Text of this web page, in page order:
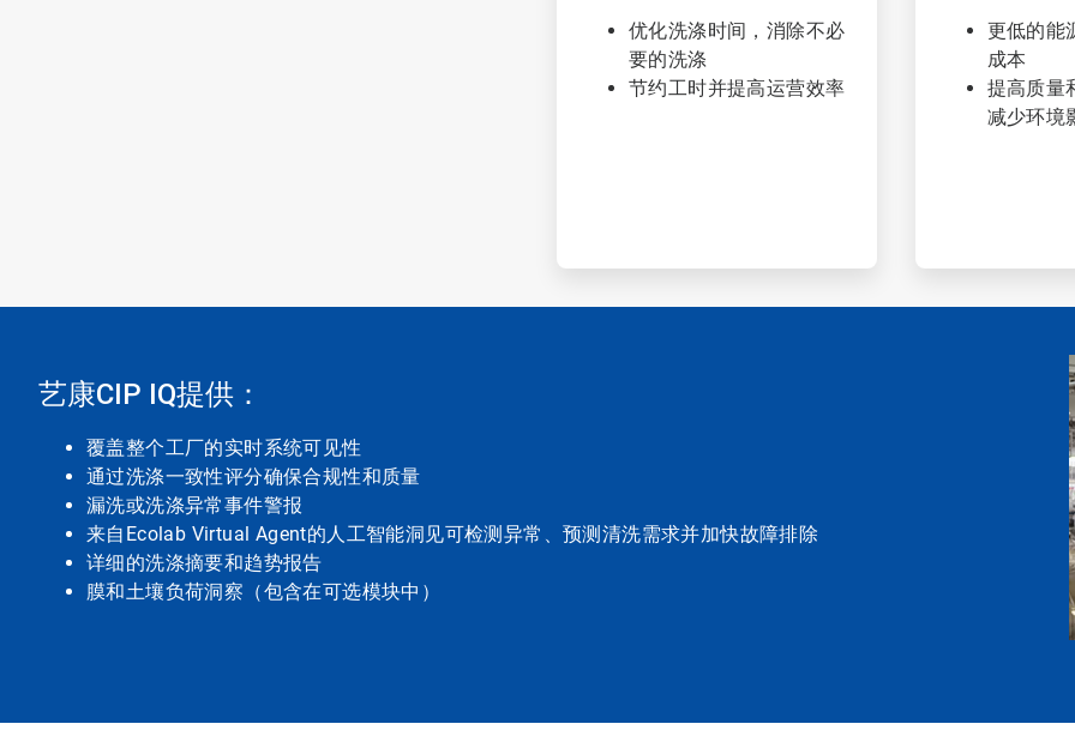
优化洗涤时间，消除不必
要的洗涤
节约工时并提高运营效率
更低的能
成本
提高质量
减少环境
艺康CIP IQ提供：
覆盖整个工厂的实时系统可见性
通过洗涤一致性评分确保合规性和质量
漏洗或洗涤异常事件警报
来自Ecolab Virtual Agent的人工智能洞见可检测异常、预测清洗需求并加快故障排除
详细的洗涤摘要和趋势报告
膜和土壤负荷洞察（包含在可选模块中）